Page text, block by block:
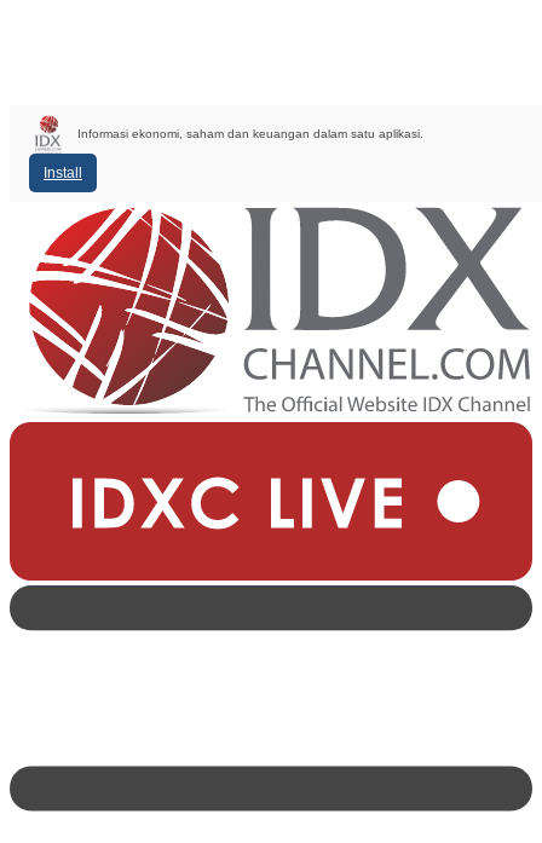
Informasi ekonomi, saham dan keuangan dalam satu aplikasi.
Install